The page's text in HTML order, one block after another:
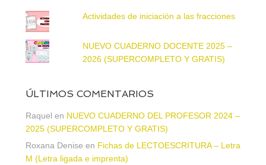
Actividades de iniciación a las fracciones
NUEVO CUADERNO DOCENTE 2025 –
2026 (SUPERCOMPLETO Y GRATIS)
ÚLTIMOS COMENTARIOS
Raquel en NUEVO CUADERNO DEL PROFESOR 2024 –
2025 (SUPERCOMPLETO Y GRATIS)
Roxana Denise en Fichas de LECTOESCRITURA – Letra
M (Letra ligada e imprenta)